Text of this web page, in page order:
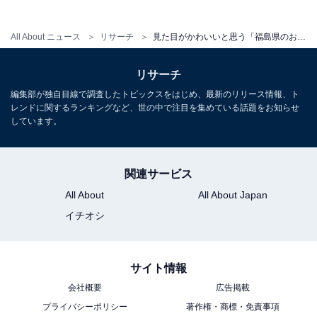
All About ニュース リサーチ
リサーチ
編集部が独自目線で調査したトピックスをはじめ、最新のリリース情報、ト
レンドに関するランキングなど、世の中で注目を集めている話題をお知らせ
しています。
関連サービス
All About
All About Japan
イチオシ
サイト情報
会社概要
広告掲載
プライバシーポリシー
著作権・商標・免責事項